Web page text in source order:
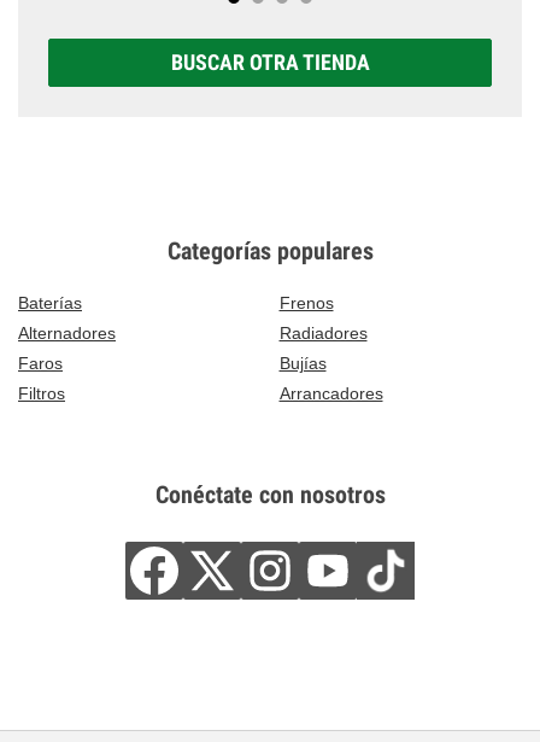
BUSCAR OTRA TIENDA
Categorías populares
Baterías
Frenos
Alternadores
Radiadores
Faros
Bujías
Filtros
Arrancadores
Conéctate con nosotros